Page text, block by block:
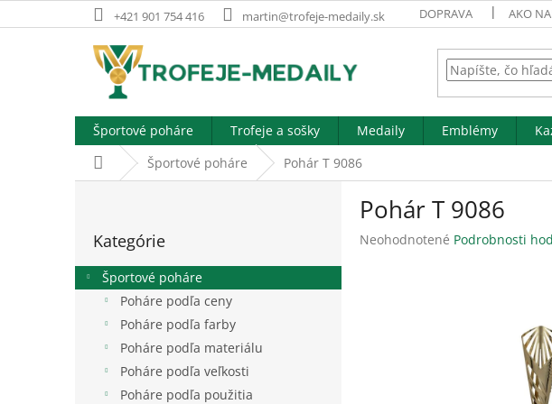
na
+421 901 754 416 martin@trofeje-medaily.sk DOPRAVA AKO
Športové poháre Trofeje a sošky Medaily Emblémy
DomovŠportové poháre Pohár T 9086
ý
p
kategórie
Kategórie
Športové poháre
Poháre podľa ceny
Poháre podľa farby
Poháre podľa materiálu
Poháre podľa veľkosti
Poháre podľa použitia
Pohár T 9086
Priemerné
Neohodnotené Podrobnosti